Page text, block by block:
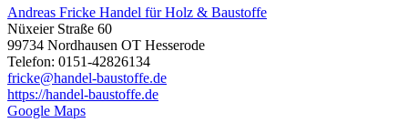
Andreas Fricke Handel für Holz & Baustoffe
Nüxeier Straße 60
99734 Nordhausen OT Hesserode
Telefon: 0151-42826134
fricke@handel-baustoffe.de
https://handel-baustoffe.de
Google Maps